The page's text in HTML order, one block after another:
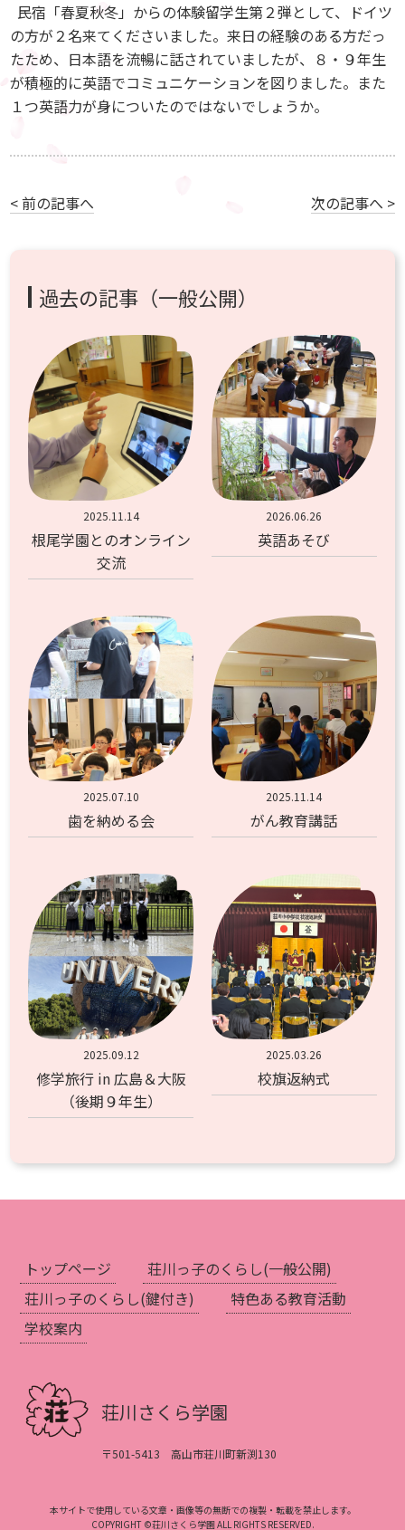
民宿「春夏秋冬」からの体験留学生第２弾として、ドイツ
の方が２名来てくださいました。来日の経験のある方だっ
たため、日本語を流暢に話されていましたが、８・９年生
が積極的に英語でコミュニケーションを図りました。また
１つ英語力が身についたのではないでしょうか。
< 前の記事へ 次の記事へ >
過去の記事（一般公開）
2025.11.14
根尾学園とのオンライン
交流
2026.06.26
英語あそび
2025.07.10
歯を納める会
2025.11.14
がん教育講話
2025.09.12
修学旅行 in 広島＆大阪
（後期９年生）
2025.03.26
校旗返納式
トップページ 荘川っ子のくらし(一般公開)
荘川っ子のくらし(鍵付き)
特色ある教育活動
学校案内
荘川さくら学園
〒501-5413 高山市荘川町新渕130
本サイトで使用している文章・画像等の無断での複製・転載を禁止します。
COPYRIGHT ©荘川さくら学園 ALL RIGHTS RESERVED.